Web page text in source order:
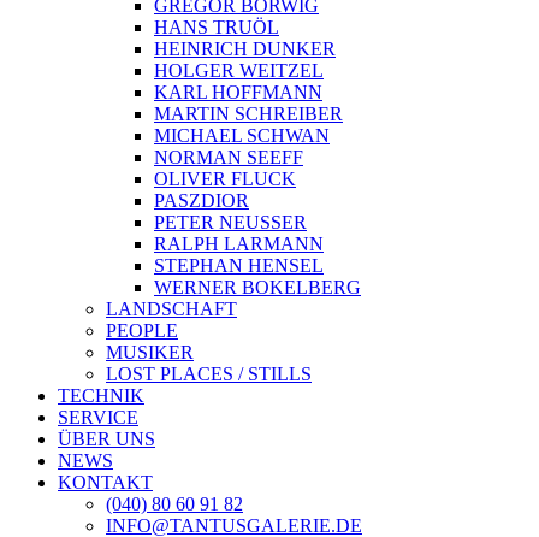
GREGOR BORWIG
HANS TRUÖL
HEINRICH DUNKER
HOLGER WEITZEL
KARL HOFFMANN
MARTIN SCHREIBER
MICHAEL SCHWAN
NORMAN SEEFF
OLIVER FLUCK
PASZDIOR
PETER NEUSSER
RALPH LARMANN
STEPHAN HENSEL
WERNER BOKELBERG
LANDSCHAFT
PEOPLE
MUSIKER
LOST PLACES / STILLS
TECHNIK
SERVICE
ÜBER UNS
NEWS
KONTAKT
(040) 80 60 91 82
INFO@TANTUSGALERIE.DE